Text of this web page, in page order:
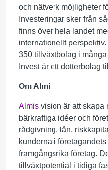
och nätverk möjligheter
Investeringar sker från
finns över hela landet
internationellt
350 tillväxtbolag i
Invest är ett dotterbolag
Om Almi
Almis vision är att skapa
bärkraftiga idéer och
rådgivning, lån,
kunderna i företagandets
framgångsrika företag.
tillväxtpotential i tidiga